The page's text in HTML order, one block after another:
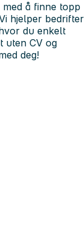
å finne topp
hjelper bedrifter
du enkelt
uten CV og
deg!